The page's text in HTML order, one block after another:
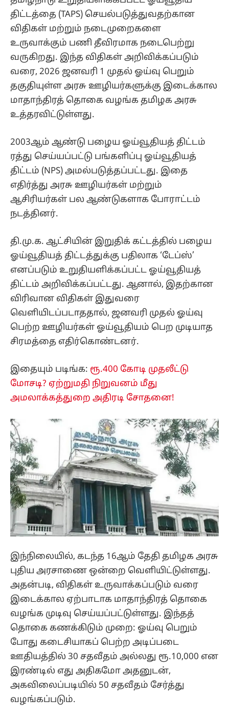
திட்டத்தை (TAPS) செயல்படுத்துவதற்கான
விதிகள் மற்றும் நடைமுறைகளை
உருவாக்கும் பணி தீவிரமாக நடைபெற்று
வருகிறது. இந்த விதிகள் அறிவிக்கப்படும்
வரை, 2026 ஜனவரி 1 முதல் ஓய்வு பெறும்
தகுதியுள்ள அரசு ஊழியர்களுக்கு இடைக்கால
மாதாந்திரத் தொகை வழங்க தமிழக அரசு
உத்தரவிட்டுள்ளது.
2003ஆம் ஆண்டு பழைய ஓய்வூதியத் திட்டம்
ரத்து செய்யப்பட்டு பங்களிப்பு ஓய்வூதியத்
திட்டம் (NPS) அமல்படுத்தப்பட்டது. இதை
எதிர்த்து அரசு ஊழியர்கள் மற்றும்
ஆசிரியர்கள் பல ஆண்டுகளாக போராட்டம்
நடத்தினர்.
தி.மு.க. ஆட்சியின் இறுதிக் கட்டத்தில் பழைய
ஓய்வூதியத் திட்டத்துக்கு பதிலாக ‘டேப்ஸ்’
எனப்படும் உறுதியளிக்கப்பட்ட ஓய்வூதியத்
திட்டம் அறிவிக்கப்பட்டது. ஆனால், இதற்கான
விரிவான விதிகள் இதுவரை
வெளியிடப்படாததால், ஜனவரி முதல் ஓய்வு
பெற்ற ஊழியர்கள் ஓய்வூதியம் பெற முடியாத
சிரமத்தை எதிர்கொண்டனர்.
இதையும் படிங்க: ரூ.400 கோடி முதலீட்டு
மோசடி? ஏற்றுமதி நிறுவனம் மீது
அமலாக்கத்துறை அதிரடி சோதனை!
இந்நிலையில், கடந்த 16ஆம் தேதி தமிழக அரசு
புதிய அரசாணை ஒன்றை வெளியிட்டுள்ளது.
அதன்படி, விதிகள் உருவாக்கப்படும் வரை
இடைக்கால ஏற்பாடாக மாதாந்திரத் தொகை
வழங்க முடிவு செய்யப்பட்டுள்ளது. இந்தத்
தொகை கணக்கிடும் முறை: ஓய்வு பெறும்
போது கடைசியாகப் பெற்ற அடிப்படை
ஊதியத்தில் 30 சதவீதம் அல்லது ரூ.10,000 என
இரண்டில் எது அதிகமோ அதனுடன்,
அகவிலைப்படியில் 50 சதவீதம் சேர்த்து
வழங்கப்படும்.